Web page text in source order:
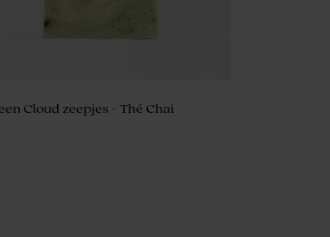
Cloud zeepjes - Thé Chai